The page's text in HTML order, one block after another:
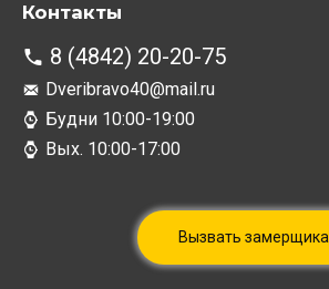
Контакты
8 (4842) 20-20-75
Dveribravo40@mail.ru
Будни 10:00-19:00
Вых. 10:00-17:00
Вызвать замерщика